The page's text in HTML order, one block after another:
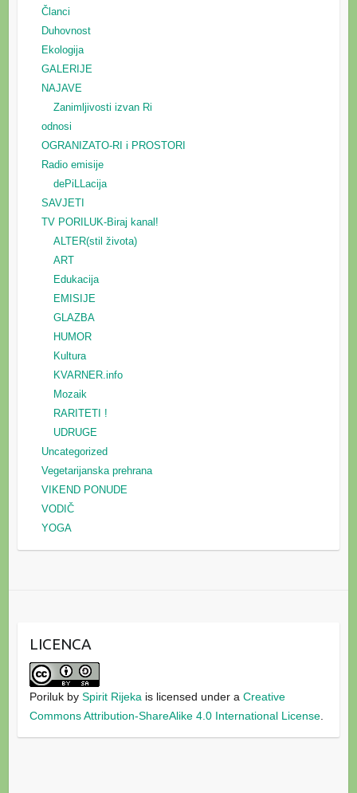
Članci
Duhovnost
Ekologija
GALERIJE
NAJAVE
Zanimljivosti izvan Ri
odnosi
OGRANIZATO-RI i PROSTORI
Radio emisije
dePiLLacija
SAVJETI
TV PORILUK-Biraj kanal!
ALTER(stil života)
ART
Edukacija
EMISIJE
GLAZBA
HUMOR
Kultura
KVARNER.info
Mozaik
RARITETI !
UDRUGE
Uncategorized
Vegetarijanska prehrana
VIKEND PONUDE
VODIČ
YOGA
LICENCA
Porilukby Spirit Rijeka is licensed under a Creative
Commons Attribution-ShareAlike 4.0 International License.